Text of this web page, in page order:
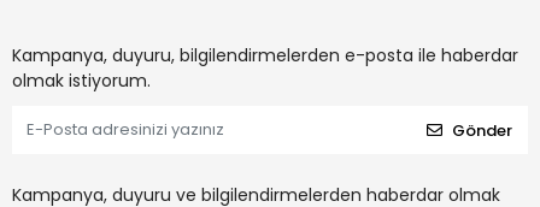
Kampanya, duyuru, bilgilendirmelerden e-posta ile haberdar
olmak istiyorum.
Gönder
Kampanya, duyuru ve bilgilendirmelerden haberdar olmak